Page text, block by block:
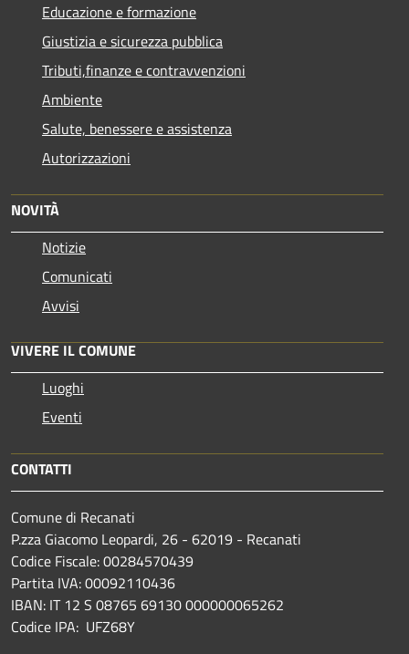
Educazione e formazione
Giustizia e sicurezza pubblica
Tributi,finanze e contravvenzioni
Ambiente
Salute, benessere e assistenza
Autorizzazioni
NOVITÀ
Notizie
Comunicati
Avvisi
VIVERE IL COMUNE
Luoghi
Eventi
CONTATTI
Comune di Recanati
P.zza Giacomo Leopardi, 26 - 62019 - Recanati
Codice Fiscale: 00284570439
Partita IVA: 00092110436
IBAN: IT 12 S 08765 69130 000000065262
Codice IPA: UFZ68Y